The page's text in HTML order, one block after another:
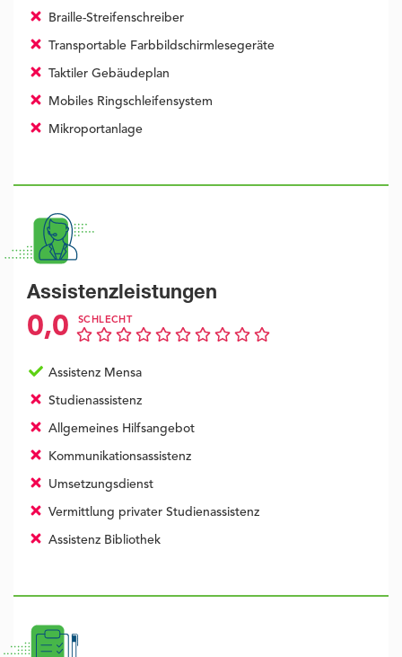
Braille-Streifenschreiber
Transportable Farbbildschirmlesegeräte
Taktiler Gebäudeplan
Mobiles Ringschleifensystem
Mikroportanlage
Assistenzleistungen
0,0 SCHLECHT
Assistenz Mensa
Studienassistenz
Allgemeines Hilfsangebot
Kommunikationsassistenz
Umsetzungsdienst
Vermittlung privater Studienassistenz
Assistenz Bibliothek